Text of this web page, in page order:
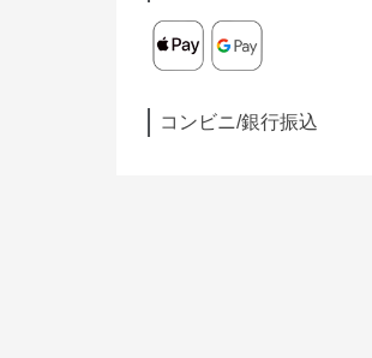
コンビニ/銀行振込